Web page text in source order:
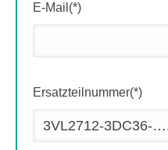
E-Mail(*)
Ersatzteilnummer(*)